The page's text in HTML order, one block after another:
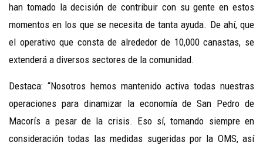
han tomado la decisión de contribuir con su gente en estos
momentos en los que se necesita de tanta ayuda. De ahí, que
el operativo que consta de alrededor de 10,000 canastas, se
extenderá a diversos sectores de la comunidad.
Destaca: “Nosotros hemos mantenido activa todas nuestras
operaciones para dinamizar la economía de San Pedro de
Macorís a pesar de la crisis. Eso sí, tomando siempre en
consideración todas las medidas sugeridas por la OMS, así